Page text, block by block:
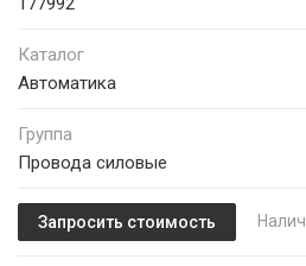
Каталог
Автоматика
Группа
Провода силовые
Запросить стоимость